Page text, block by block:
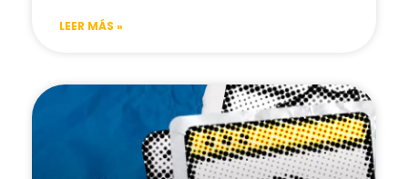
LEER MÁS »